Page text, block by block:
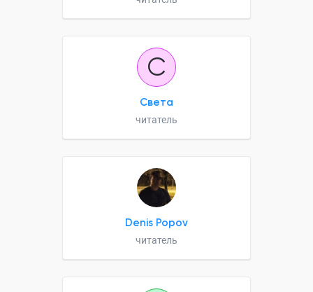
С
Света
читатель
Denis Popov
читатель